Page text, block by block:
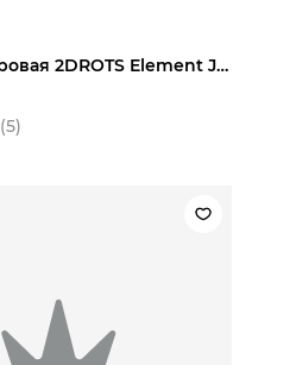
Футболка игровая 2DROTS Element Jersey
(5)